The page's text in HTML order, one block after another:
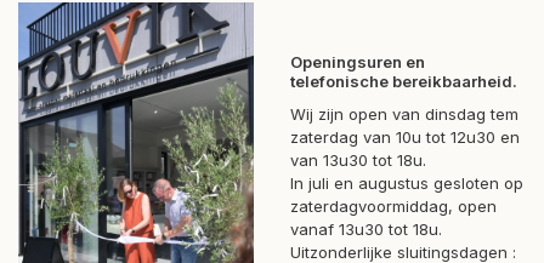
Openingsuren en
telefonische bereikbaarheid.
Wij zijn open van dinsdag tem
zaterdag van 10u tot 12u30 en
van 13u30 tot 18u.
In juli en augustus gesloten op
zaterdagvoormiddag, open
vanaf 13u30 tot 18u.
Uitzonderlijke sluitingsdagen :